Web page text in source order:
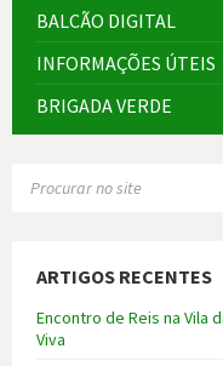
BALCÃO DIGITAL
INFORMAÇÕES ÚTEIS
BRIGADA VERDE
ARTIGOS RECENTES
Encontro de Reis na Vila
Viva